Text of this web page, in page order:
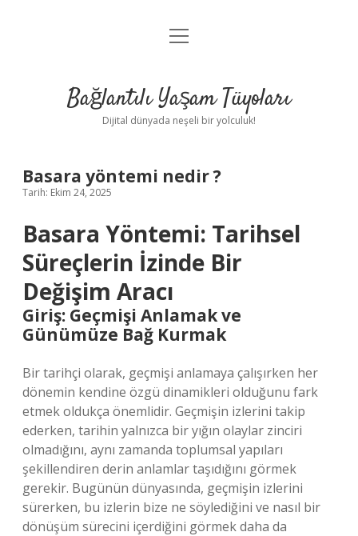
Anasayfa
Yasal Uyarı
menüyü
Bağlantılı Yaşam Tüyoları
Dijital dünyada neşeli bir yolculuk!
Basara yöntemi nedir ?
Tarih: Ekim 24, 2025
Basara Yöntemi: Tarihsel
Süreçlerin İzinde Bir
Değişim Aracı
Giriş: Geçmişi Anlamak ve
Günümüze Bağ Kurmak
Bir tarihçi olarak, geçmişi anlamaya çalışırken her
dönemin kendine özgü dinamikleri olduğunu fark
etmek oldukça önemlidir. Geçmişin izlerini takip
ederken, tarihin yalnızca bir yığın olaylar zinciri
olmadığını, aynı zamanda toplumsal yapıları
şekillendiren derin anlamlar taşıdığını görmek
gerekir. Bugünün dünyasında, geçmişin izlerini
sürerken, bu izlerin bize ne söylediğini ve nasıl bir
dönüşüm sürecini içerdiğini görmek daha da